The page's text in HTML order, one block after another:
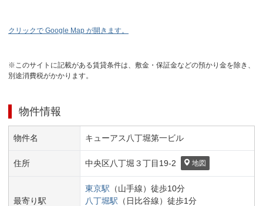
クリックで Google Map が開きます。
※このサイトに記載がある賃貸条件は、敷金・保証金などの預かり金を除き、
別途消費税がかかります。
物件情報
物件名 キューアス八丁堀第一ビル
住所 中央区八丁堀３丁目 19-2 地図
最寄り駅
東京駅 （山手線） 徒歩10分
八丁堀駅 （ 日比谷線） 徒歩1分